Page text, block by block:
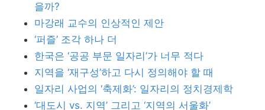
을까?
마강래 교수의 인상적인 제안
‘퍼즐’ 조각 하나 더
한국은 ‘공공 부문 일자리’가 너무 적다
지역을 ‘재구성’하고 다시 정의해야 할 때
일자리 사업의 ‘축제화’: 일자리의 정치경제학
‘대도시 vs. 지역’ 그리고 ‘지역의 서울화’